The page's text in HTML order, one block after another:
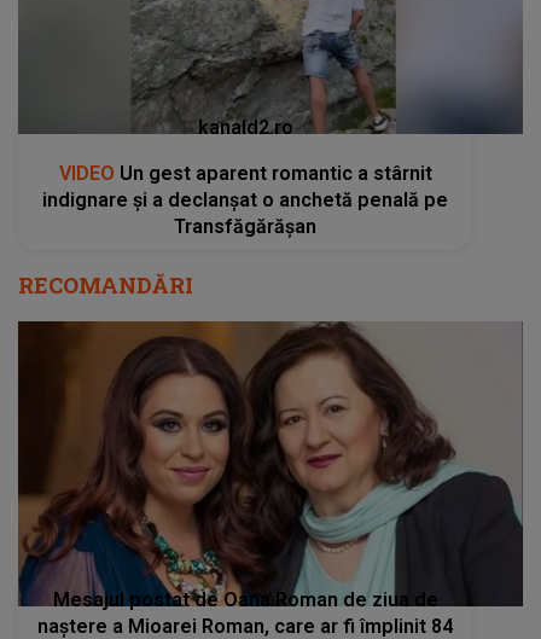
kanald2.ro
VIDEO Un gest aparent romantic a stârnit
indignare și a declanșat o anchetă penală pe
Transfăgărășan
RECOMANDĂRI
Mesajul postat de Oana Roman de ziua de
naștere a Mioarei Roman, care ar fi împlinit 84